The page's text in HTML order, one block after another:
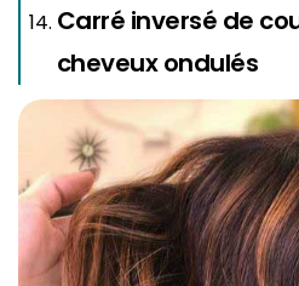
Carré inversé de
cheveux ondulés